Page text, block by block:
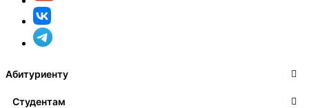
Абитуриенту
Студентам